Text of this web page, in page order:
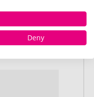
Sie diese
Deny